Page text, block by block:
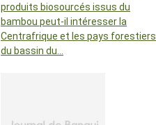
produits biosourcés issus du
bambou peut-il intéresser la
Centrafrique et les pays forestiers
du bassin du…